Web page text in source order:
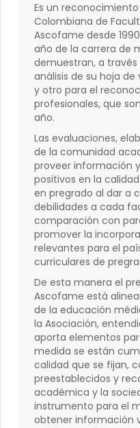
Es un
Colombiana de
Ascofame desde
año de la carrera de
demuestran, a
análisis de su hoja
y otro para el
profesionales, que
año.
Las evaluaciones,
de la comunidad
proveer información
positivos en la
en pregrado al dar a
debilidades a cada
comparación con
promover la
relevantes para el
curriculares de
De esta manera el
Ascofame está
de la educación
la Asociación,
aporta elementos
medida se están
calidad que se fijan,
preestablecidos y
académica y la
instrumento para el
obtener información